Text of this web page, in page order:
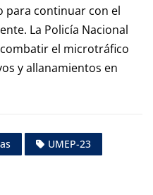
para continuar con el
La Policía Nacional
el microtráfico
y allanamientos en
UMEP-23